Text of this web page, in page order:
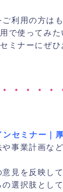
利用の方は
で使ってみ
ミナーにぜ
セミナー｜
事業計画な
見を反映し
選択肢とし